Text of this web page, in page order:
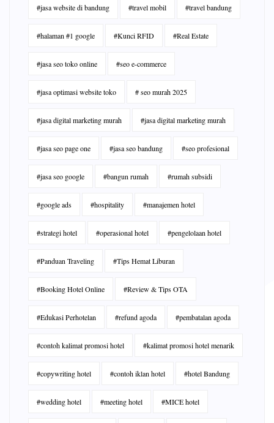
#jasa website di bandung #travel mobil #travel bandung
#halaman #1 google #Kunci RFID #Real Estate
#jasa seo toko online #seo e-commerce
#jasa optimasi website toko # seo murah 2025
#jasa digital marketing murah #jasa digital marketing murah
#jasa seo page one #jasa seo bandung #seo profesional
#jasa seo google #bangun rumah #rumah subsidi
#google ads #hospitality #manajemen hotel
#strategi hotel #operasional hotel #pengelolaan hotel
#Panduan Traveling #Tips Hemat Liburan
#Booking Hotel Online #Review & Tips OTA
#Edukasi Perhotelan #refund agoda #pembatalan agoda
#contoh kalimat promosi hotel #kalimat promosi hotel menarik
#copywriting hotel #contoh iklan hotel #hotel Bandung
#wedding hotel #meeting hotel #MICE hotel